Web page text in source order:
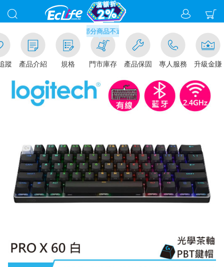
蹤 產品介紹 規格
千元門市取貨現折1%(部分商品不適用)-請點我看
門市庫存 產品保固 專人服務 升級金賺